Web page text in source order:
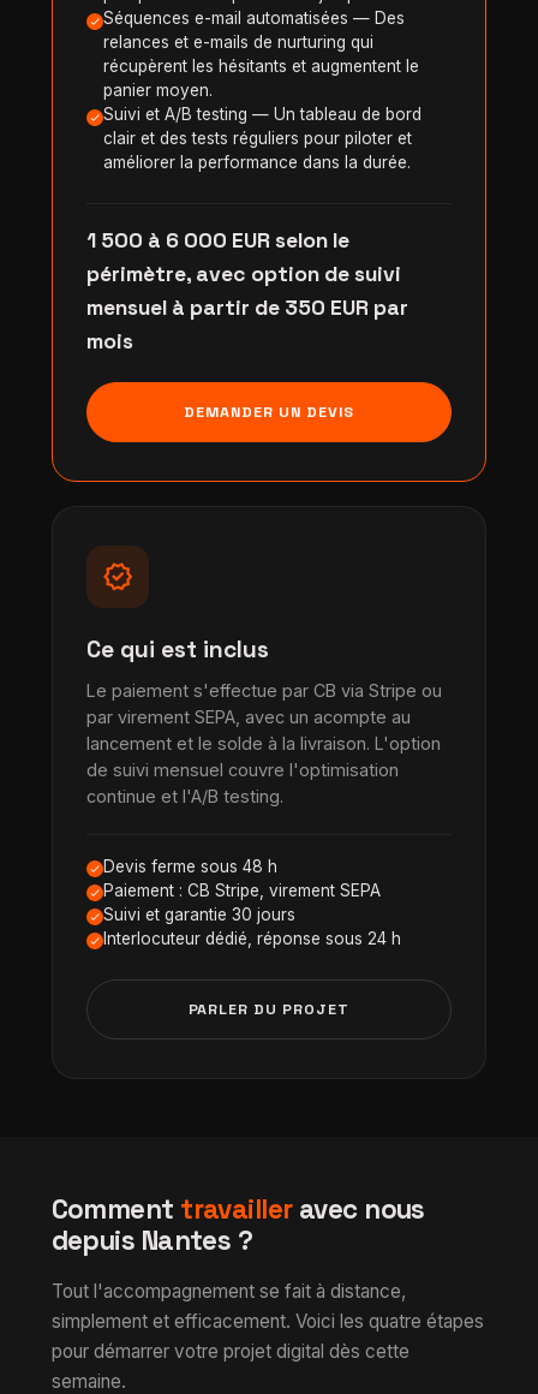
Séquences e-mail automatisées — Des
relances et e-mails de nurturing qui
récupèrent les hésitants et augmentent le
panier moyen.
Suivi et A/B testing — Un tableau de bord
clair et des tests réguliers pour piloter et
améliorer la performance dans la durée.
1 500 à 6 000 EUR selon le
périmètre, avec option de suivi
mensuel à partir de 350 EUR par
mois
DEMANDER UN DEVIS
verified
Ce qui est inclus
Le paiement s'effectue par CB via Stripe ou
par virement SEPA, avec un acompte au
lancement et le solde à la livraison. L'option
de suivi mensuel couvre l'optimisation
continue et l'A/B testing.
Devis ferme sous 48 h
Paiement : CB Stripe, virement SEPA
Suivi et garantie 30 jours
Interlocuteur dédié, réponse sous 24 h
PARLER DU PROJET
Comment travailleravec nous
depuis Nantes ?
Tout l'accompagnement se fait à distance,
simplement et efficacement. Voici les quatre étapes
pour démarrer votre projet digital dès cette
semaine.